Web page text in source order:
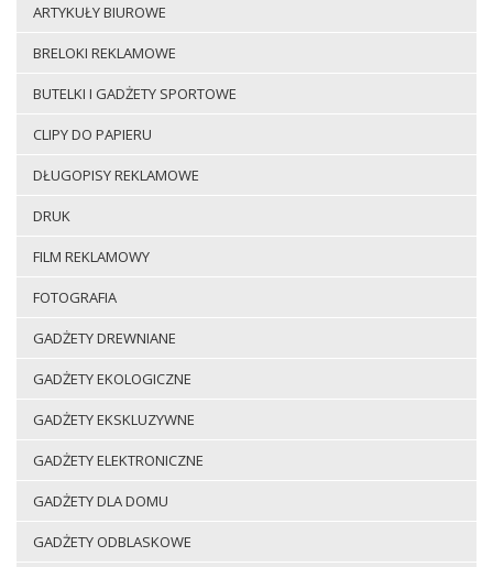
ARTYKUŁY BIUROWE
BRELOKI REKLAMOWE
BUTELKI I GADŻETY SPORTOWE
CLIPY DO PAPIERU
DŁUGOPISY REKLAMOWE
DRUK
FILM REKLAMOWY
FOTOGRAFIA
GADŻETY DREWNIANE
GADŻETY EKOLOGICZNE
GADŻETY EKSKLUZYWNE
GADŻETY ELEKTRONICZNE
GADŻETY DLA DOMU
GADŻETY ODBLASKOWE